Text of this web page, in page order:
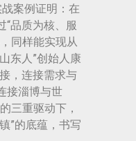
案例证明：在
“品质为核、服
同样能实现从
东人”创始人康
，连接需求与
接淄博与世
三重驱动下，
”的底蕴，书写